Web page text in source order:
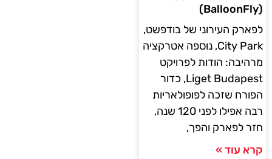
(BalloonFly)
לפארק העירוני של בודפשט,
City Park, נוספה אטרקציה
מרהיבה: הודות לפרויקט
Liget Budapest, כדור
הפורח שזכה לפופולאריות
רבה אפילו לפני 120 שנה,
חזר לפארק והפך,
קרא עוד »